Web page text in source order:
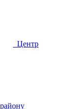
Центр